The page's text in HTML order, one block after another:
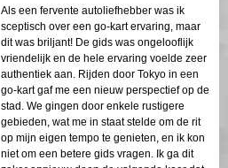
Als een fervente autoliefhebber was ik
sceptisch over een go-kart ervaring, maar
dit was briljant! De gids was ongelooflijk
vriendelijk en de hele ervaring voelde zeer
authentiek aan. Rijden door Tokyo in een
go-kart gaf me een nieuw perspectief op de
stad. We gingen door enkele rustigere
gebieden, wat me in staat stelde om de rit
op mijn eigen tempo te genieten, en ik kon
niet om een betere gids vragen. Ik ga dit